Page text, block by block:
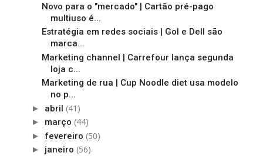
Novo para o "mercado" | Cartão pré-pago
multiuso é...
Estratégia em redes sociais | Gol e Dell são
marca...
Marketing channel | Carrefour lança segunda
loja c...
Marketing de rua | Cup Noodle diet usa modelo
no p...
► abril (41)
► março (44)
► fevereiro (50)
► janeiro (56)